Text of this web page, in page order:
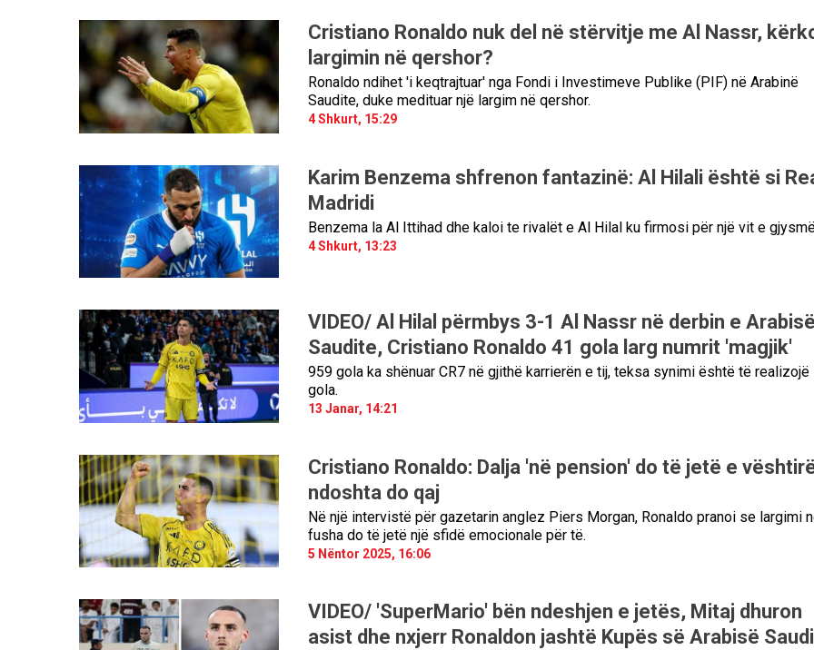
Cristiano Ronaldo nuk del në stërvitje me Al Nassr,
largimin në qershor?
Ronaldo ndihet 'i keqtrajtuar' nga Fondi i Investimeve Publike (PIF) në Arabinë
Saudite, duke medituar një largim në qershor.
4 Shkurt, 15:29
Karim Benzema shfrenon fantazinë: Al Hilali është si
Madridi
Benzema la Al Ittihad dhe kaloi te rivalët e Al Hilal ku firmosi për një vit e
4 Shkurt, 13:23
VIDEO/ Al Hilal përmbys 3-1 Al Nassr në derbin e Arabisë
Saudite, Cristiano Ronaldo 41 gola larg numrit 'magjik'
959 gola ka shënuar CR7 në gjithë karrierën e tij, teksa synimi është të realizojë
gola.
13 Janar, 14:21
Cristiano Ronaldo: Dalja 'në pension' do të jetë e
ndoshta do qaj
Në një intervistë për gazetarin anglez Piers Morgan, Ronaldo pranoi se largimi
fusha do të jetë një sfidë emocionale për të.
5 Nëntor 2025, 16:06
VIDEO/ 'SuperMario' bën ndeshjen e jetës, Mitaj dhuron
asist dhe nxjerr Ronaldon jashtë Kupës së Arabisë